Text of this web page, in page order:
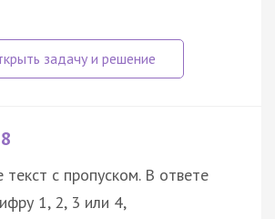
текст с пропуском. В ответе
1, 2, 3 или 4,